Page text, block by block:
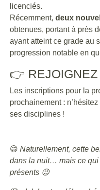
licenciés.
Récemment, deux
obtenues, portant à près
ayant atteint ce grade au
progression notable en
👉 REJOIGNEZ
Les inscriptions pour la
prochainement :
ses disciplines !
😄 Naturellement, cette
dans la nuit… mais ce qui
présents 😉